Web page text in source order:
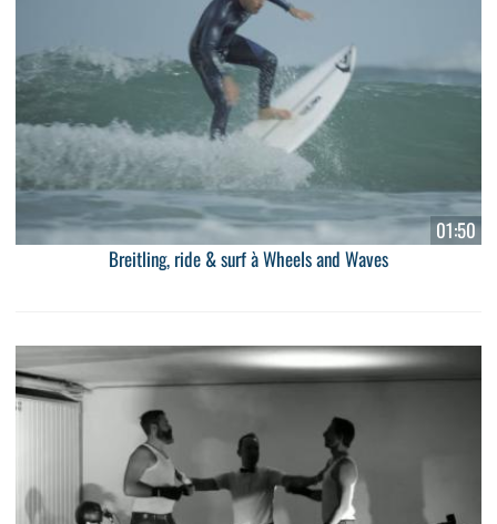
01:50
Breitling, ride & surf à Wheels and Waves